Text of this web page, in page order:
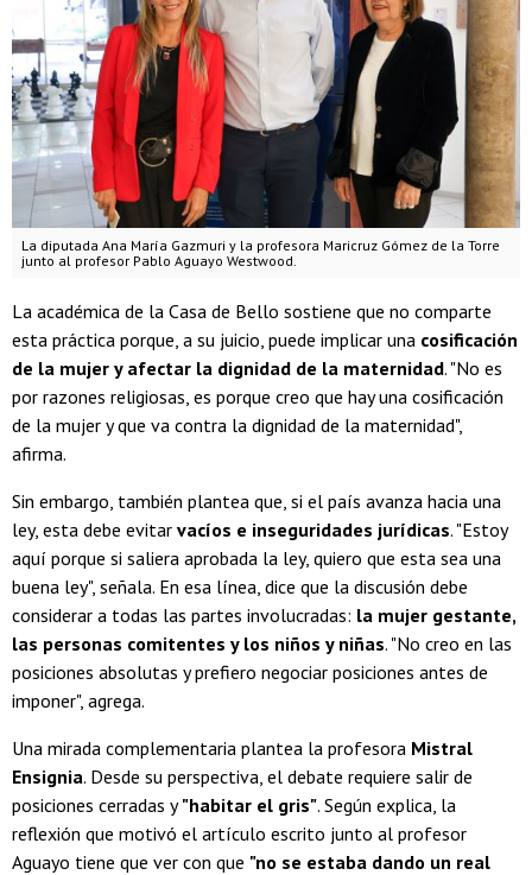
La diputada Ana María Gazmuri y la profesora Maricruz Gómez de la Torre
junto al profesor Pablo Aguayo Westwood.
La académica de la Casa de Bello sostiene que no comparte
esta práctica porque, a su juicio, puede implicar una cosificación
de la mujer y afectar la dignidad de la maternidad. "No es
por razones religiosas, es porque creo que hay una cosificación
de la mujer y que va contra la dignidad de la maternidad",
afirma.
Sin embargo, también plantea que, si el país avanza hacia una
ley, esta debe evitar vacíos e inseguridades jurídicas. "Estoy
aquí porque si saliera aprobada la ley, quiero que esta sea una
buena ley", señala. En esa línea, dice que la discusión debe
considerar a todas las partes involucradas: la mujer gestante,
las personas comitentes y los niños y niñas. "No creo en las
posiciones absolutas y prefiero negociar posiciones antes de
imponer", agrega.
Una mirada complementaria plantea la profesora Mistral
Ensignia. Desde su perspectiva, el debate requiere salir de
posiciones cerradas y"habitar el gris". Según explica, la
reflexión que motivó el artículo escrito junto al profesor
Aguayo tiene que ver con que "no se estaba dando un real